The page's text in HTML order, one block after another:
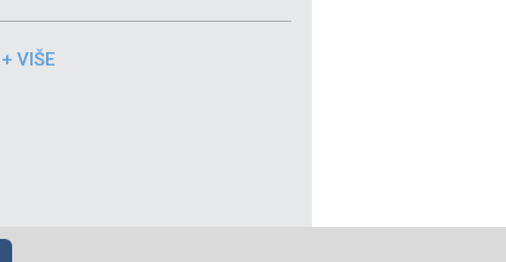
+ VIŠE